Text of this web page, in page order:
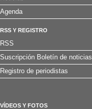
Agenda
RSS Y REGISTRO
RSS
Suscripción Boletín de noticias
Registro de periodistas
VÍDEOS Y FOTOS